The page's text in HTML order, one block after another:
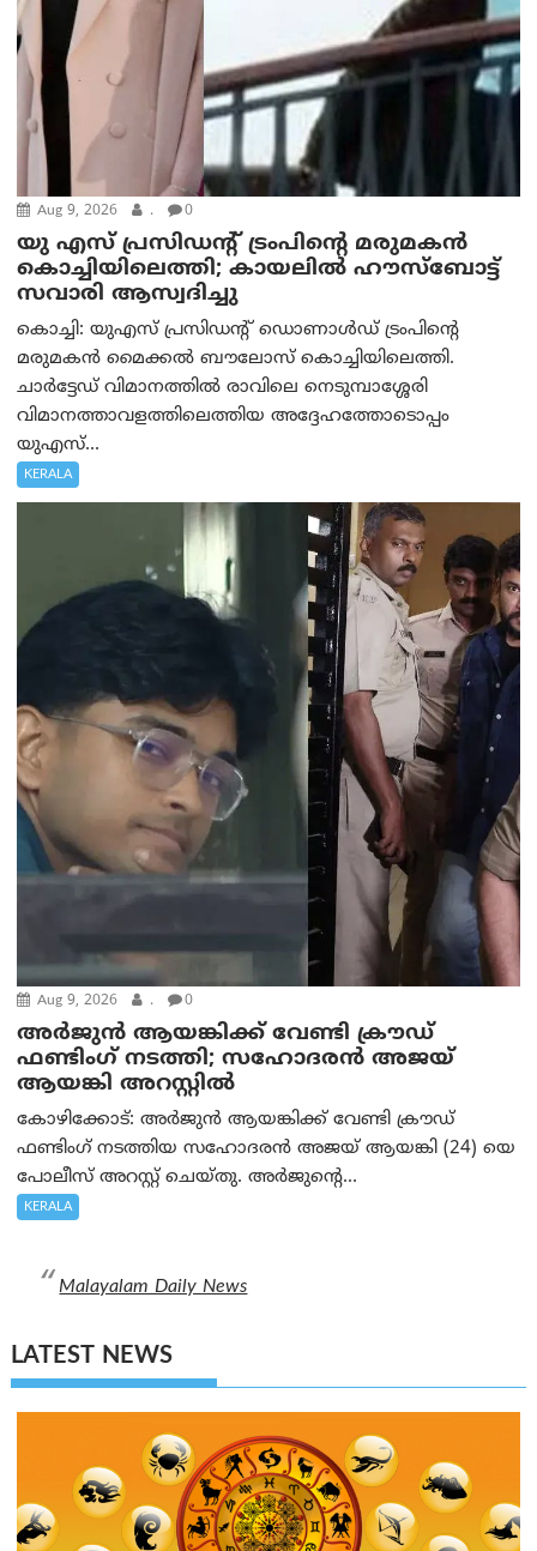
Aug 9, 2026 . 0
യു എസ് പ്രസിഡന്റ് ട്രംപിന്റെ മരുമകൻ
കൊച്ചിയിലെത്തി; കായലിൽ ഹൗസ്ബോട്ട്
സവാരി ആസ്വദിച്ചു
കൊച്ചി: യുഎസ് പ്രസിഡന്റ് ഡൊണാൾഡ് ട്രംപിന്റെ
മരുമകൻ മൈക്കൽ ബൗലോസ് കൊച്ചിയിലെത്തി.
ചാർട്ടേഡ് വിമാനത്തിൽ രാവിലെ നെടുമ്പാശ്ശേരി
വിമാനത്താവളത്തിലെത്തിയ അദ്ദേഹത്തോടൊപ്പം
യുഎസ്...
KERALA
Aug 9, 2026 . 0
അർജുൻ ആയങ്കിക്ക് വേണ്ടി ക്രൗഡ്
ഫണ്ടിംഗ് നടത്തി; സഹോദരന്‍ അജയ്
ആയങ്കി അറസ്റ്റിൽ
കോഴിക്കോട്: അർജുൻ ആയങ്കിക്ക് വേണ്ടി ക്രൗഡ്
ഫണ്ടിംഗ് നടത്തിയ സഹോദരന്‍ അജയ് ആയങ്കി (24) യെ
പോലീസ് അറസ്റ്റ് ചെയ്തു. അർജുന്റെ...
KERALA
Malayalam Daily News
LATEST NEWS